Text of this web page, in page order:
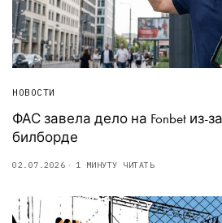
НОВОСТИ
ФАС завела дело на Fonbet из-
билборде
02.07.2026 1 МИНУТУ ЧИТАТЬ